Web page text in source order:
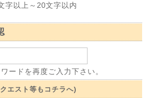
字以上～20文字以内
ードを再度ご入力下さい。
エスト等もコチラへ)